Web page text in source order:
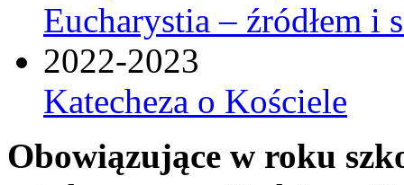
Eucharystia – źródłem i
2022-2023
Katecheza o Kościele
Obowiązujące w roku